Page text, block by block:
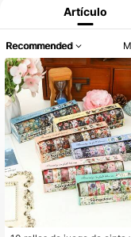
Artículo
Recommended